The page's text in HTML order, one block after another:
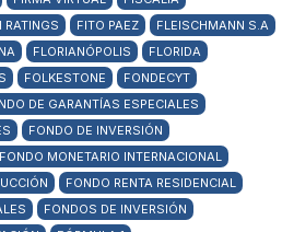
RATINGS FITO PAEZ
FLEISCHMANN S.A
FLORIANÓPOLIS
FLORIDA
FOLKESTONE
FONDECYT
DE GARANTÍAS ESPECIALES
FONDO DE INVERSIÓN
FONDO MONETARIO INTERNACIONAL
FONDO RENTA RESIDENCIAL
FONDOS DE INVERSIÓN